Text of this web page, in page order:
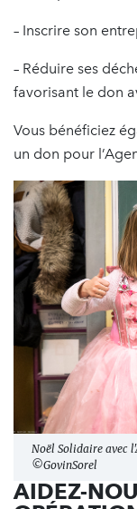
– Inscrire son
– Réduire ses
favorisant le don
Vous bénéficiez
un don pour
Noël Solidaire avec
©GovinSorel
AIDEZ-